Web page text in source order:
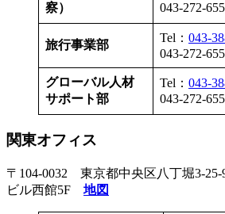
察）
043-272-
旅行事業部
Tel： 043-
043-272-
グローバル人材
サポート部
Tel： 043-
043-272-
関東オフィス
〒104-0032 東京都中央区八丁堀3-
ビル西館5F 地図